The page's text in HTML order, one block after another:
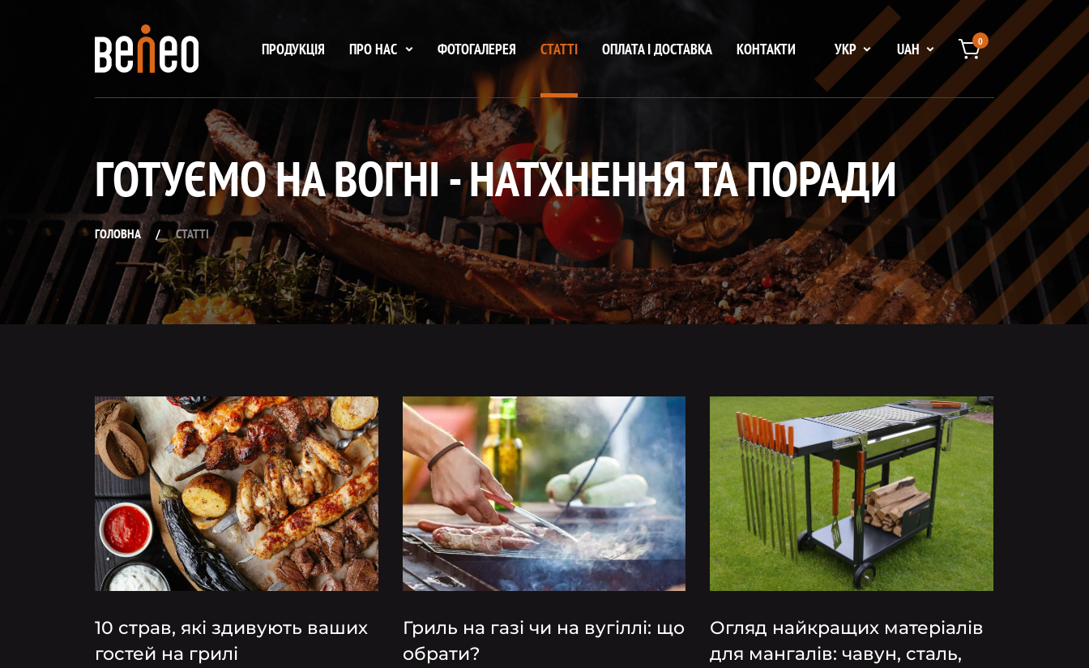
ПРОДУКЦІЯ ПРО НАС ФОТОГАЛЕРЕЯ СТАТТІ ОПЛАТА І ДОСТАВКА КОНТАКТИ УКР UAH 0
ГОТУЄМО НА ВОГНІ - НАТХНЕННЯ ТА ПОРАДИ
ГОЛОВНА / СТАТТІ
10 страв, які здивують ваших
гостей на грилі
Гриль на газі чи на вугіллі: що
обрати?
Огляд найкращих матеріалів
для мангалів: чавун, сталь,